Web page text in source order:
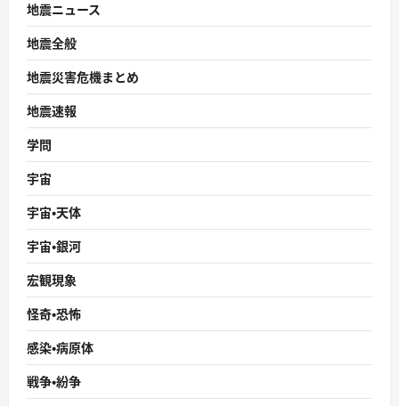
地震ニュース
地震全般
地震災害危機まとめ
地震速報
学問
宇宙
宇宙・天体
宇宙・銀河
宏観現象
怪奇・恐怖
感染・病原体
戦争・紛争